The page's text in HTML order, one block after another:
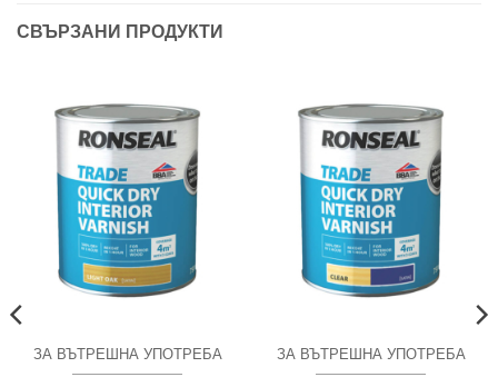
СВЪРЗАНИ ПРОДУКТИ
ЗА ВЪТРЕШНА УПОТРЕБА ЗА ВЪТРЕШНА УПОТРЕБА